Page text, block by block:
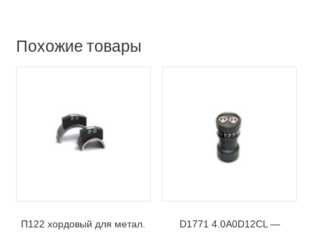
Похожие товары
П122 хордовый для метал.
D1771 4.0A0D12CL —